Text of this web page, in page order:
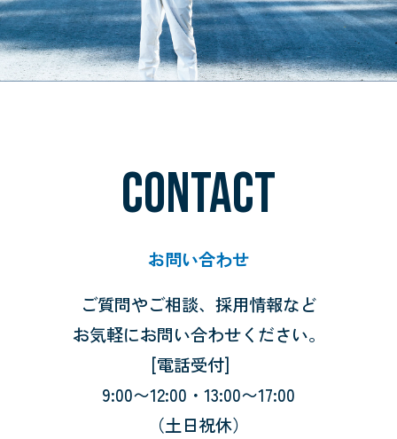
CONTACT
お問い合わせ
ご質問やご相談、採用情報など
お気軽にお問い合わせください。
[電話受付]
9:00〜12:00・13:00〜17:00
（土日祝休）